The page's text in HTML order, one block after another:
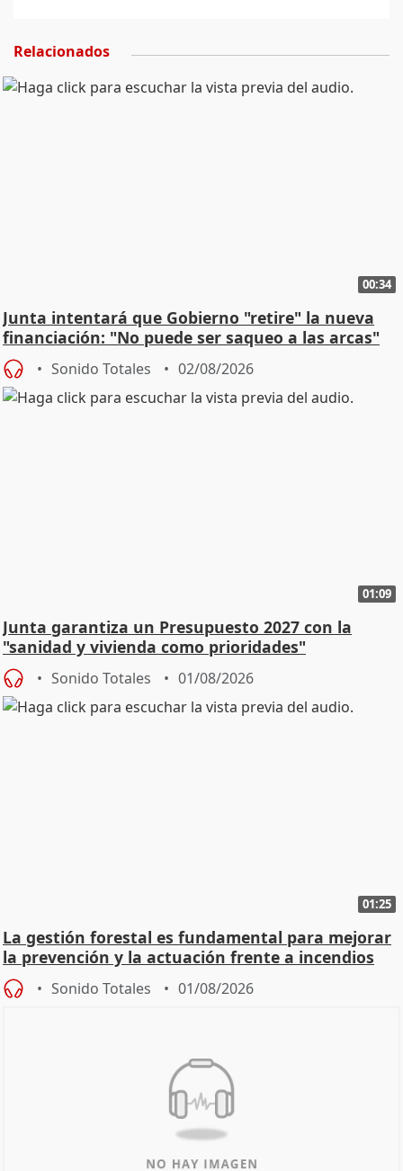
Relacionados
00:34
Junta intentará que Gobierno "retire" la nueva
financiación: "No puede ser saqueo a las arcas"
Sonido Totales 02/08/2026
01:09
Junta garantiza un Presupuesto 2027 con la
"sanidad y vivienda como prioridades"
Sonido Totales 01/08/2026
01:25
La gestión forestal es fundamental para mejorar
la prevención y la actuación frente a incendios
Sonido Totales 01/08/2026